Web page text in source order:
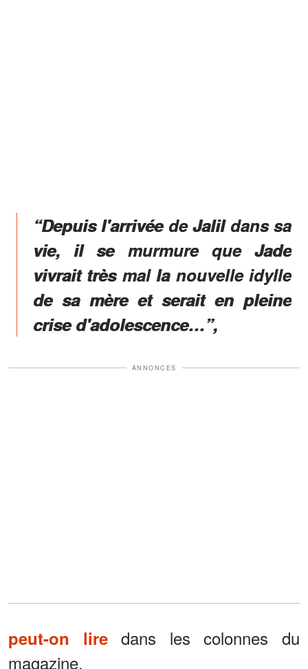
“Depuis l'arrivée de Jalil dans sa
vie, il se murmure que Jade
vivrait très mal la nouvelle idylle
de sa mère et serait en pleine
crise d'adolescence…”,
ANNONCES
peut-on liredans les colonnes du
magazine.